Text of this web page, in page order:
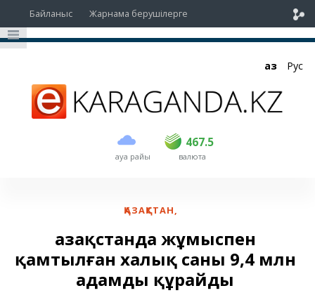
Байланыс Жарнама берушілерге
Қаз Рус
ауа райы
467.5
USD 466.5 467.5
EUR валюта
ҚАЗАҚСТАН,
Қазақстанда жұмыспен
қамтылған халық саны 9,4 млн
адамды құрайды